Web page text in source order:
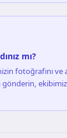
mı?
fotoğrafını ve
gönderin,